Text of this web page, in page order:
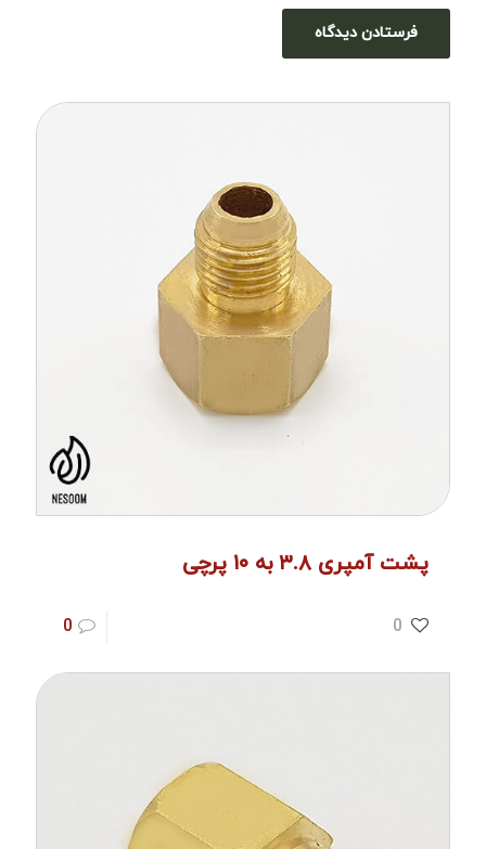
پشت آمپری ۳.۸ به ۱۰ پرچی
0
0